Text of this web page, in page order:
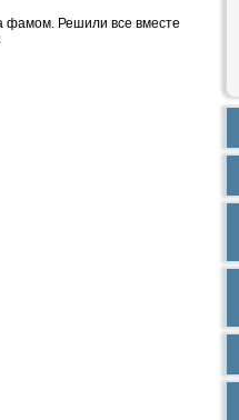
фамом. Решили все вместе